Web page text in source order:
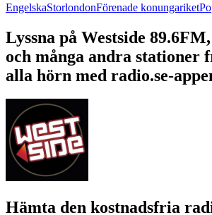
EngelskaStorlondonFörenade konungariket
Lyssna på Westside
och många andra stationer
alla hörn med radio.se-
Hämta den kostnadsfria